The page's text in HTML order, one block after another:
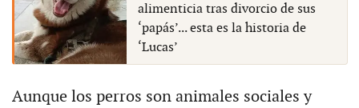
alimenticia tras divorcio de sus
‘papás’... esta es la historia de
‘Lucas’
Aunque los perros son animales sociales y